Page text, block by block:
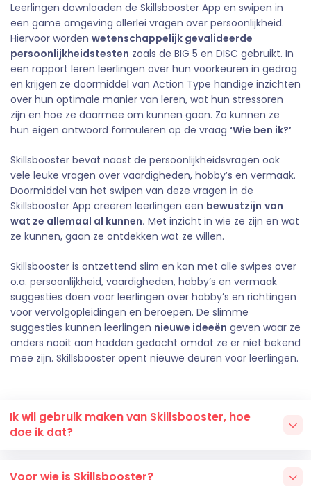
Leerlingen downloaden de Skillsbooster App en swipen in
een game omgeving allerlei vragen over persoonlijkheid.
Hiervoor worden wetenschappelijk gevalideerde
persoonlijkheidstesten zoals de BIG 5 en DISC gebruikt. In
een rapport leren leerlingen over hun voorkeuren in gedrag
en krijgen ze doormiddel van Action Type handige inzichten
over hun optimale manier van leren, wat hun stressoren
zijn en hoe ze daarmee om kunnen gaan. Zo kunnen ze
hun eigen antwoord formuleren op de vraag ‘Wie ben ik?’
Skillsbooster bevat naast de persoonlijkheidsvragen ook
vele leuke vragen over vaardigheden, hobby’s en vermaak.
Doormiddel van het swipen van deze vragen in de
Skillsbooster App creëren leerlingen een bewustzijn van
wat ze allemaal al kunnen. Met inzicht in wie ze zijn en wat
ze kunnen, gaan ze ontdekken wat ze willen.
Skillsbooster is ontzettend slim en kan met alle swipes over
o.a. persoonlijkheid, vaardigheden, hobby’s en vermaak
suggesties doen voor leerlingen over hobby’s en richtingen
voor vervolgopleidingen en beroepen. De slimme
suggesties kunnen leerlingen nieuwe ideeën geven waar ze
anders nooit aan hadden gedacht omdat ze er niet bekend
mee zijn. Skillsbooster opent nieuwe deuren voor leerlingen.
Ik wil gebruik maken van Skillsbooster, hoe
doe ik dat?
Voor wie is Skillsbooster?